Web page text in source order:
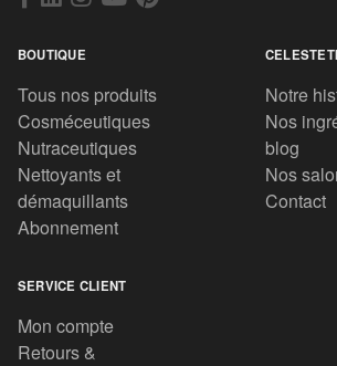
BOUTIQUE
Tous nos produits
Cosméceutiques
Nutraceutiques
Nettoyants et
démaquillants
Abonnement
Notre
Nos
blog
Nos
Contact
SERVICE CLIENT
Mon compte
Retours &